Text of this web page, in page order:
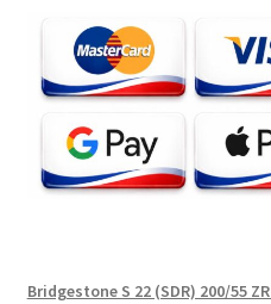
Bridgestone S 22 (SDR) 200/55